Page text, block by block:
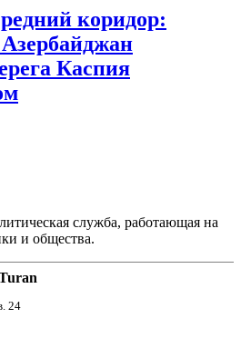
коридор:
Каспия
служба, работающая на
и общества.
24